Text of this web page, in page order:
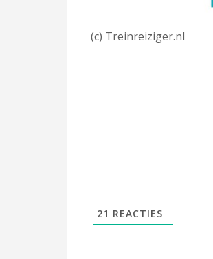
(c) Treinreiziger.nl
21 REACTIES